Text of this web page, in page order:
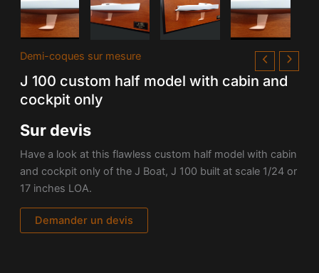
Demi-coques sur mesure
J 100 custom half model with cabin and
cockpit only
Sur devis
Have a look at this flawless custom half model with cabin
and cockpit only of the J Boat, J 100 built at scale 1/24 or
17 inches LOA.
Demander un devis